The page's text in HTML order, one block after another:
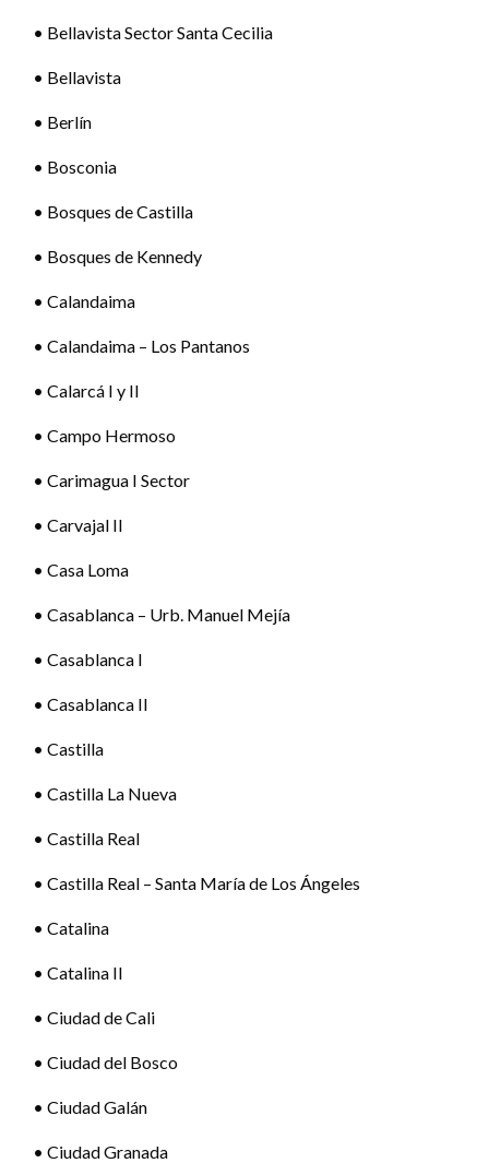
• Bellavista Sector Santa Cecilia
• Bellavista
• Berlín
• Bosconia
• Bosques de Castilla
• Bosques de Kennedy
• Calandaima
• Calandaima – Los Pantanos
• Calarcá I y II
• Campo Hermoso
• Carimagua I Sector
• Carvajal II
• Casa Loma
• Casablanca – Urb. Manuel Mejía
• Casablanca I
• Casablanca II
• Castilla
• Castilla La Nueva
• Castilla Real
• Castilla Real – Santa María de Los Ángeles
• Catalina
• Catalina II
• Ciudad de Cali
• Ciudad del Bosco
• Ciudad Galán
• Ciudad Granada